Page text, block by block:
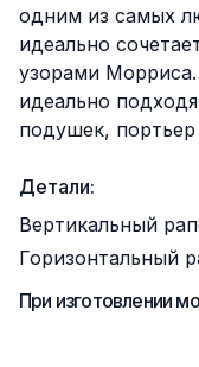
одним из самых
идеально
узорами
идеально
подушек,
Детали:
Вертикальный
Горизонтальный
При изготовлении